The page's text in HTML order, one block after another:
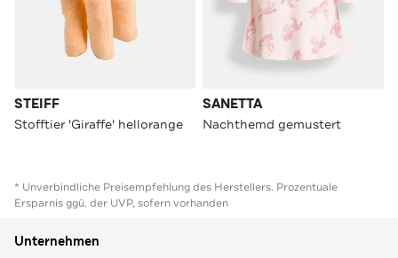
STEIFF
Stofftier 'Giraffe' hellorange
SANETTA
Nachthemd gemustert
* Unverbindliche Preisempfehlung des Herstellers. Prozentuale
Ersparnis ggü. der UVP, sofern vorhanden
Unternehmen